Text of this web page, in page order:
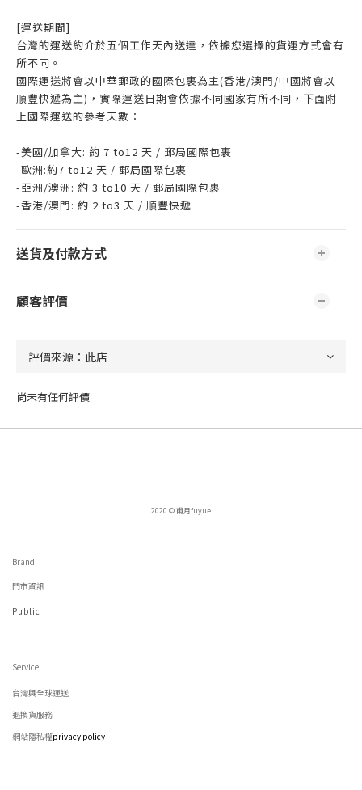
[運送期間]
台灣的運送約介於五個工作天內送達，依據您選擇的貨運方式會有
所不同。
國際運送將會以中華郵政的國際包裹為主(香港/澳門/中國將會以
順豐快遞為主)，實際運送日期會依據不同國家有所不同，下面附
上國際運送的參考天數：
-美國/加拿大: 約 7 to12 天 / 郵局國際包裹
-歐洲:約7 to12 天 / 郵局國際包裹
-亞洲/澳洲: 約 3 to10 天 / 郵局國際包裹
-香港/澳門: 約 2 to3 天 / 順豐快遞
送貨及付款方式
顧客評價
尚未有任何評價
2020 © 甫月fuyue
Brand
門市資訊
Public
Service
台灣與全球運送
退換貨服務
網站隱私權privacy policy